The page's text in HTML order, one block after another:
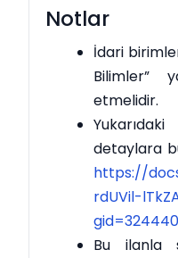
Notlar
İdari
Bilimler”
etmelidir.
detaylara
https://
rdUVil-
Bu ilanla